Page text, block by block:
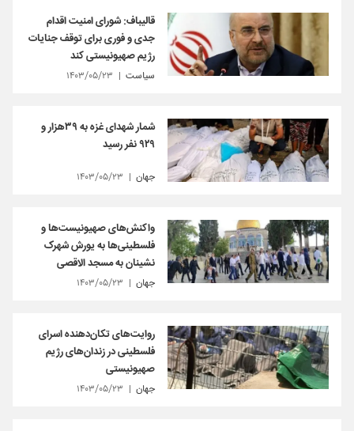
قالیباف: شورای امنیت اقدام
جدی و فوری برای توقف جنایات
رژیم صهیونیستی کند
سیاست ۱۴۰۳/۰۵/۲۳
شمار شهدای غزه به ۳۹هزار و
۹۲۹ نفر رسید
جهان ۱۴۰۳/۰۵/۲۳
واکنش‌های صهیونیست‌ها و
فلسطینی‌ها به یورش شهرک
نشینان به مسجد الاقصی
جهان ۱۴۰۳/۰۵/۲۳
روایت‌های تکان‌دهنده اسرای
فلسطینی در زندان‌های رژیم
صهیونیستی
جهان ۱۴۰۳/۰۵/۲۳